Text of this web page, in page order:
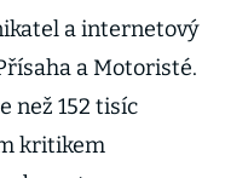
a internetový
a Motoristé.
než 152 tisíc
kritikem